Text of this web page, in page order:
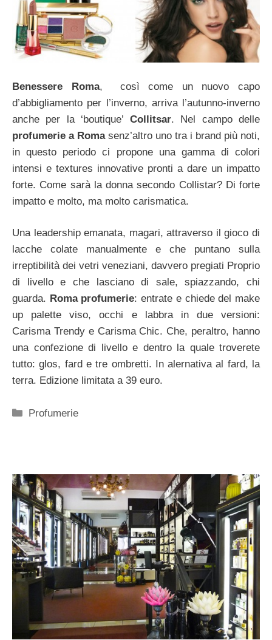
Benessere Roma, così come un nuovo capo
d’abbigliamento per l’inverno, arriva l’autunno-inverno
anche per la ‘boutique’ Collitsar. Nel campo delle
profumerie a Romasenz’altro uno tra i brand più noti,
in questo periodo ci propone una gamma di colori
intensi e textures innovative pronti a dare un impatto
forte. Come sarà la donna secondo Collistar? Di forte
impatto e molto, ma molto carismatica.
Una leadership emanata, magari, attraverso il gioco di
lacche colate manualmente e che puntano sulla
irreptibilità dei vetri veneziani, davvero pregiati Proprio
di livello e che lasciano di sale, spiazzando, chi
guarda. Roma profumerie: entrate e chiede del make
up palette viso, occhi e labbra in due versioni:
Carisma Trendy e Carisma Chic. Che, peraltro, hanno
una confezione di livello e dentro la quale troverete
tutto: glos, fard e tre ombretti. In alernativa al fard, la
terra. Edizione limitata a 39 euro.
Categorie
Profumerie